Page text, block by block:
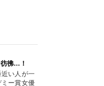
彿…！
近い人が一
ー賞女優